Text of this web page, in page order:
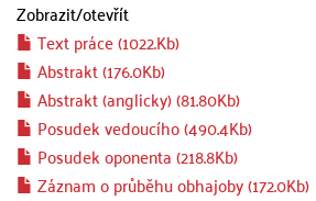
Zobrazit/otevřít
Text práce (1022.Kb)
Abstrakt (176.0Kb)
Abstrakt (anglicky) (81.80Kb)
Posudek vedoucího (490.4Kb)
Posudek oponenta (218.8Kb)
Záznam o průběhu obhajoby (172.0Kb)